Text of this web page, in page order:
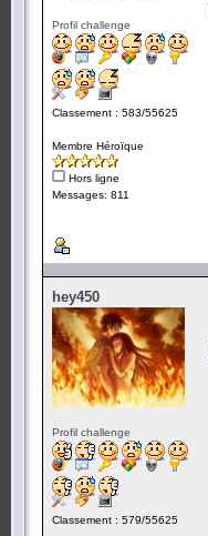
Profil challenge
Classement : 583/55625
Membre Héroïque
Hors ligne
Messages: 811
hey450
Profil challenge
Classement : 579/55625